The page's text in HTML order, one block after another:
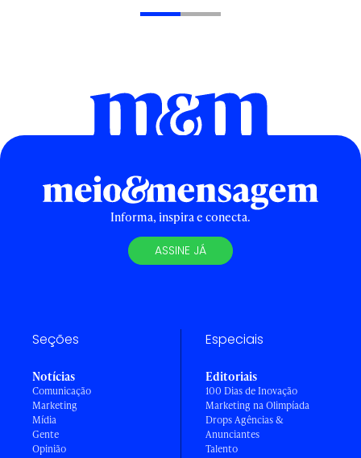
Informa, inspira e conecta.
ASSINE JÁ
Seções
Notícias
Comunicação
Marketing
Mídia
Gente
Opinião
Especiais
Editoriais
100 Dias de Inovação
Marketing na Olimpíada
Drops Agências &
Anunciantes
Talento